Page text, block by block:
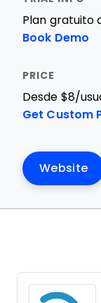
Plan gratuito
Book Demo
Desde $8/
Get Custom
Website